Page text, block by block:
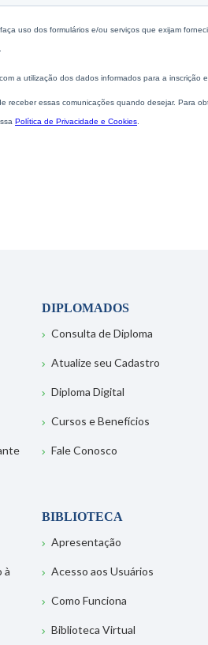
DIPLOMADOS
Consulta de Diploma
Atualize seu Cadastro
Diploma Digital
Cursos e Benefícios
Fale Conosco
à
BIBLIOTECA
Apresentação
Acesso aos Usuários
Como Funciona
Biblioteca Virtual